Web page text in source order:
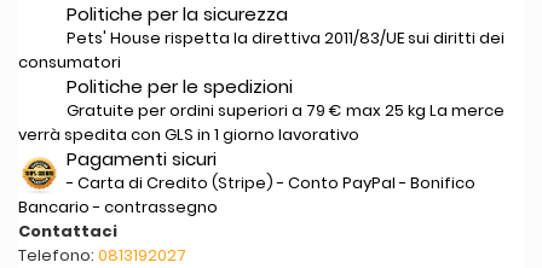
Politiche per la sicurezza
Pets' House rispetta la direttiva 2011/83/UE sui diritti dei
consumatori
Politiche per le spedizioni
Gratuite per ordini superiori a 79 € max 25 kg La merce
verrà spedita con GLS in 1 giorno lavorativo
Pagamenti sicuri
- Carta di Credito (Stripe) - Conto PayPal - Bonifico
Bancario - contrassegno
Contattaci
Telefono: 0813192027